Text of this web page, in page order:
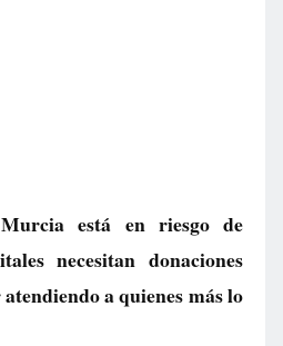
está en riesgo de
necesitan donaciones
a quienes más lo